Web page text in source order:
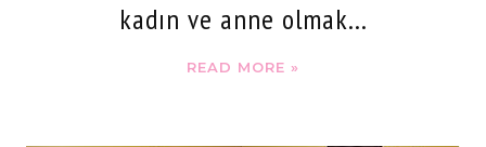
kadın ve anne olmak...
READ MORE »